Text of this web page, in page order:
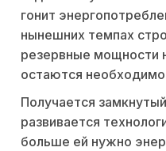
гонит
нынешних темпах
резервные мощности
остаются
Получается
развивается
больше ей нужно